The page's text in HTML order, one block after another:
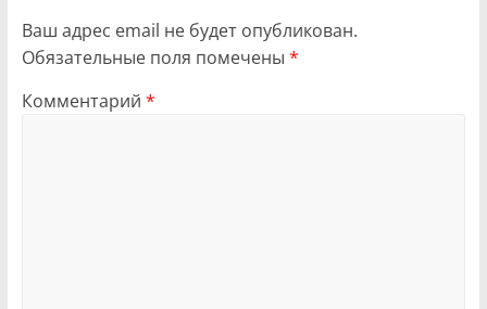
Ваш адрес email не будет опубликован.
Обязательные поля помечены *
Комментарий *